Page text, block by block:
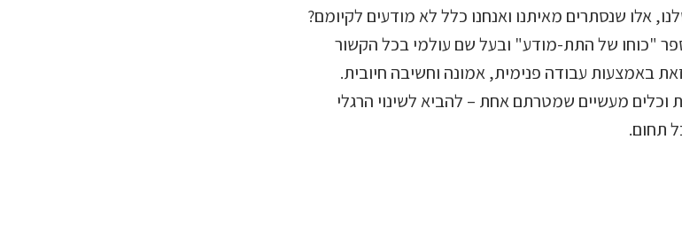
אלו שנסתרים מאיתנו ואנחנו כלל לא מודעים לקיומם?
"כוחו של התת-מודע" ובעל שם עולמי בכל הקשור
באמצעות עבודה פנימית, אמונה וחשיבה חיובית.
וכלים מעשיים שמטרתם אחת – להביא לשינוי הרגלי
תחום.